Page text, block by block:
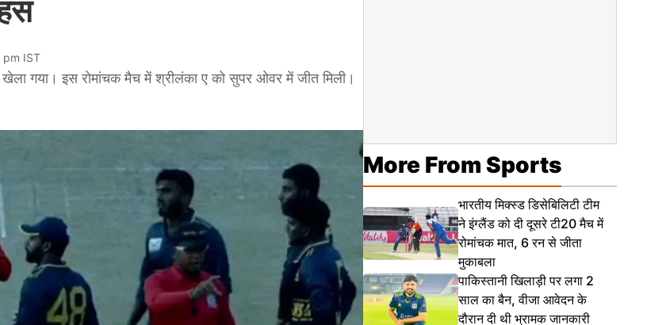
IST
गया। इस रोमांचक मैच में श्रीलंका ए को सुपर ओवर में जीत मिली।
More From Sports
भारतीय मिक्स्ड डिसेबिलिटी टीम
ने इंग्लैंड को दी दूसरे टी20 मैच में
रोमांचक मात, 6 रन से जीता
मुकाबला
पाकिस्तानी खिलाड़ी पर लगा 2
साल का बैन, वीजा आवेदन के
दौरान दी थी भ्रामक जानकारी